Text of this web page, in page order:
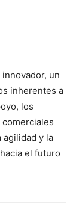
un
inherentes a
los
agilidad y la
el futuro